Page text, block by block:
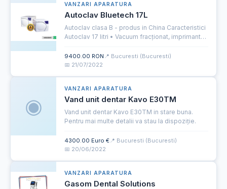
VANZARI APARATURA
Autoclav Bluetech 17L
Autoclav clasa B - produs in China Caracteristici
Autoclav 17 litri • Vacuum fracționat, imprimantă
Greutate: 53 kg• Teste Bowie Dick și Helix •
Dimensiuni i...
9400.00 RON 📍 Bucuresti (Bucuresti)
📅 21/07/2022
◉
VANZARI APARATURA
Vand unit dentar Kavo E30TM
Vand unit dentar Kavo E30TM in stare buna.
Pentru mai multe detalii va stau la dispoziție.
4300.00 Euro € 📍 Bucuresti (Bucuresti)
📅 20/06/2022
VANZARI APARATURA
Gasom Dental Solutions